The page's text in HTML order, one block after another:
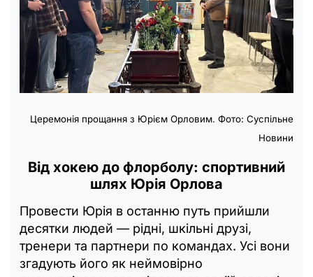
Церемонія прощання з Юрієм Орловим. Фото: Суспільне
Новини
Від хокею до флорболу: спортивний
шлях Юрія Орлова
Провести Юрія в останню путь прийшли
десятки людей — рідні, шкільні друзі,
тренери та партнери по командах. Усі вони
згадують його як неймовірно